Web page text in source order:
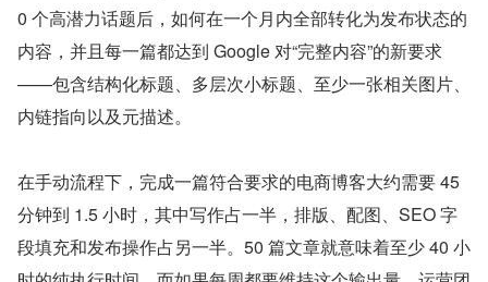
0 个高潜力话题后，如何在一个月内全部转化为发布状态的
内容，并且每一篇都达到 Google 对“完整内容”的新要求
——包含结构化标题、多层次小标题、至少一张相关图片、
内链指向以及元描述。
在手动流程下，完成一篇符合要求的电商博客大约需要 45
分钟到 1.5 小时，其中写作占一半，排版、配图、SEO 字
段填充和发布操作占另一半。50 篇文章就意味着至少 40 小